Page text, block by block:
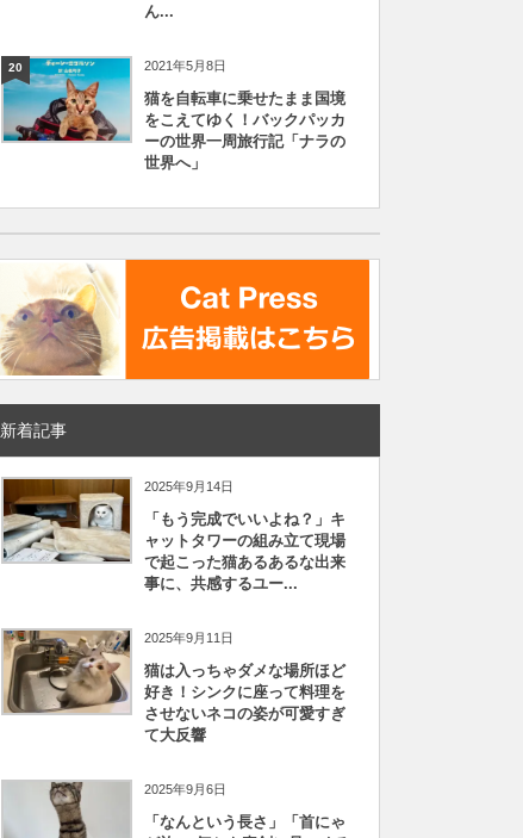
ん...
20 2021年5月8日
猫を自転車に乗せたまま国境
をこえてゆく！バックパッカ
ーの世界一周旅行記「ナラの
世界へ」
新着記事
2025年9月14日
「もう完成でいいよね？」キ
ャットタワーの組み立て現場
で起こった猫あるあるな出来
事に、共感するユー...
2025年9月11日
猫は入っちゃダメな場所ほど
好き！シンクに座って料理を
させないネコの姿が可愛すぎ
て大反響
2025年9月6日
「なんという長さ」「首にゃ